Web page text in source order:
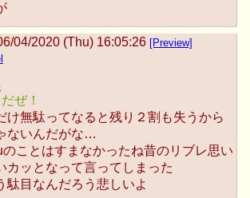
04/2020 (Thu) 16:05:26 [Preview]
ぜ！
け無駄ってなると残り２割も失うから
ないんだがな…
ことはすまなかったね昔のリブレ思い
カッとなって言ってしまった
駄目なんだろう悲しいよ